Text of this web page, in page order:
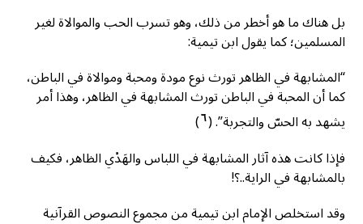
بل هناك ما هو أخطر من ذلك، وهو تسرب الحب والموالاة لغير
المسلمين؛ كما يقول ابن تيمية:
“المشابهة في الظاهر تورث نوع مودة ومحبة وموالاة في الباطن،
كما أن المحبة في الباطن تورث المشابهة في الظاهر، وهذا أمر
يشهد به الحسّ والتجربة”. (٦)
فإذا كانت هذه آثار المشابهة في اللباس والهَدْي الظاهر، فكيف
بالمشابهة في الراية..؟!
وقد استخلص الإمام ابن تيمية من مجموع النصوص القرآنية